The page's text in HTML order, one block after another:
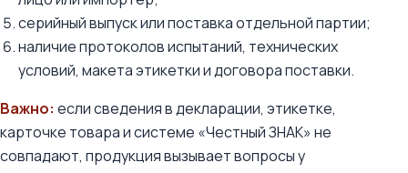
серийный выпуск или поставка отдельной партии;
наличие протоколов испытаний, технических
условий, макета этикетки и договора поставки.
Важно: если сведения в декларации, этикетке,
карточке товара и системе «Честный ЗНАК» не
совпадают, продукция вызывает вопросы у